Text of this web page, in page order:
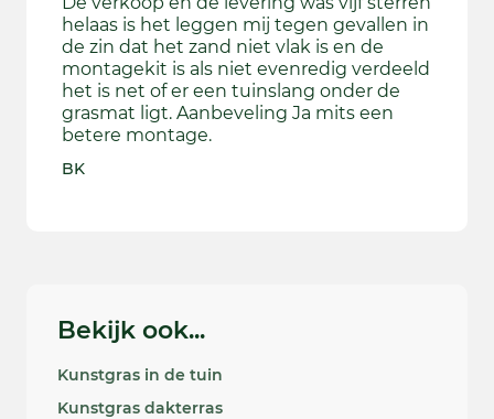
helaas is het leggen mij tegen gevallen in
de zin dat het zand niet vlak is en de
montagekit is als niet evenredig verdeeld
het is net of er een tuinslang onder de
grasmat ligt. Aanbeveling Ja mits een
betere montage.
BK
Bekijk ook...
Kunstgras in de tuin
Kunstgras dakterras